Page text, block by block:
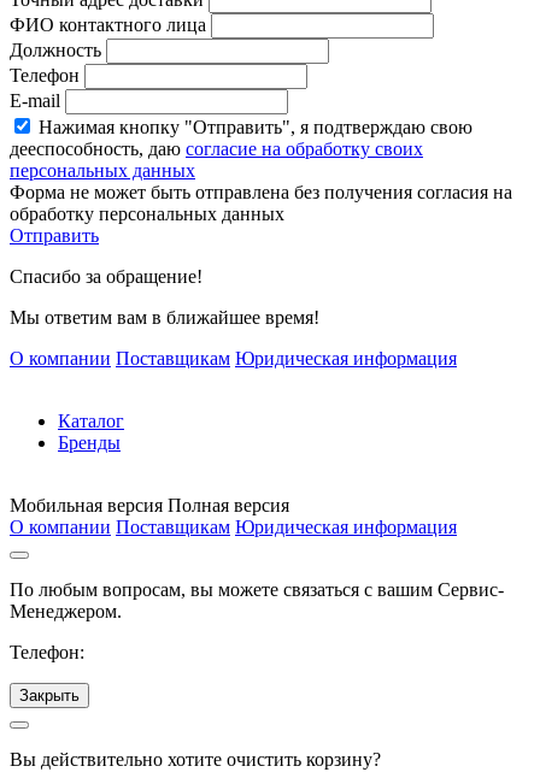
ФИО контактного лица
Должность
Телефон
E-mail
Нажимая кнопку "Отправить", я подтверждаю свою
дееспособность, даю согласие на обработку своих
персональных данных
Форма не может быть отправлена без получения согласия на
обработку персональных данных
Отправить
Спасибо за обращение!
Мы ответим вам в ближайшее время!
О компании Поставщикам Юридическая информация
Каталог
Бренды
Мобильная версия Полная версия
О компании Поставщикам Юридическая информация
По любым вопросам, вы можете связаться с вашим Сервис-
Менеджером.
Телефон:
Закрыть
Вы действительно хотите очистить корзину?